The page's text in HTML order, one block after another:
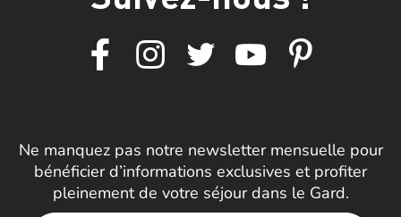
Ne manquez pas notre newsletter mensuelle pour
bénéficier d’informations exclusives et profiter
pleinement de votre séjour dans le Gard.